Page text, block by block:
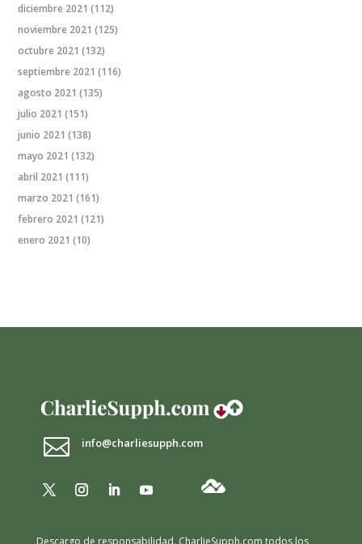
diciembre 2021 (112)
noviembre 2021 (125)
octubre 2021 (132)
septiembre 2021 (116)
agosto 2021 (135)
julio 2021 (151)
junio 2021 (138)
mayo 2021 (132)
abril 2021 (111)
marzo 2021 (161)
febrero 2021 (121)
enero 2021 (10)
 info@charliesupph.com